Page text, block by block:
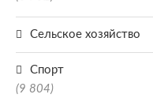
Сельское хозяйство
Спорт
(9 804)